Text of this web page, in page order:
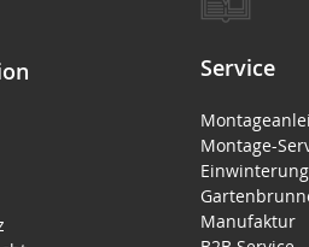
Service
Montage-
Einwinterung
Manufaktur